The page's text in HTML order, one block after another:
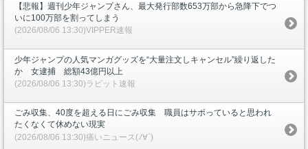
【悲報】週刊少年ジャンプさん、最大発行部数653万部から急降下でつ
いに100万部を割ってしまう
(2026/08/06 13:30)VIPPER速報
少年ジャンプの人気マンガグッズを“大量注文しキャンセル”繰り返した
か 女逮捕 総額43億円以上
(2026/08/06 13:30)ラビット速報
ごみ収集、40度を超える日にごみ収集 職員はサボっていると思われ
たくなくて休めない現実
(2026/08/06 13:30)痛いニュース(ﾉ∀`)